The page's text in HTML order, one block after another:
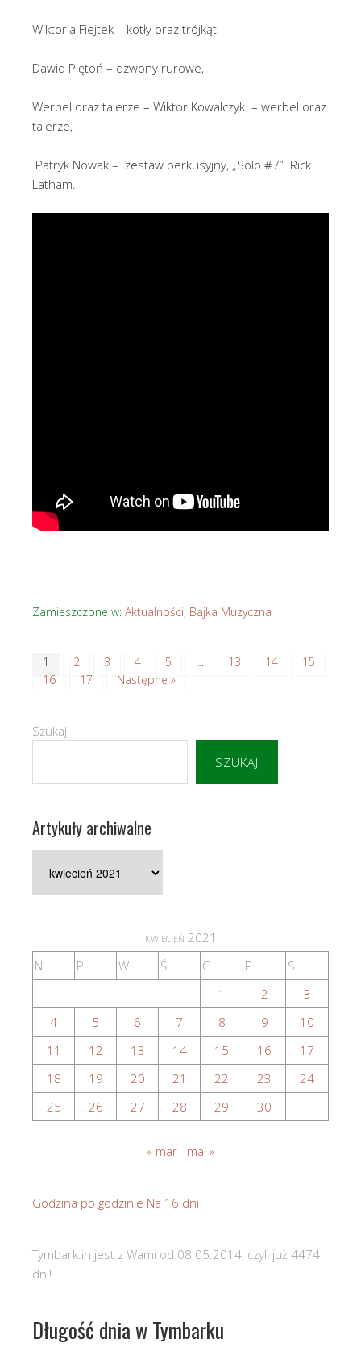
Wiktoria Fiejtek – kotły oraz trójkąt,
Dawid Piętoń – dzwony rurowe,
Werbel oraz talerze – Wiktor Kowalczyk – werbel oraz
talerze,
Patryk Nowak – zestaw perkusyjny, „Solo #7” Rick
Latham.
Zamieszczone w: Aktualności, Bajka Muzyczna
1 2 3 4 5 … 13 14
15
16
17 Następne »
Szukaj
SZUKAJ
Artykuły archiwalne
archiwalne
kwiecień 2021
N
P W Ś C P
S
1
2
3
4
5 6 7 8 9
10
11
12 13 14 15 16
17
18
19 20 21 22 23
24
25
26 27 28 29 30
« mar maj »
Godzina po godzinie Na 16 dni
Tymbark.in jest z Wami od 08.05.2014, czyli już 4474
dni!
Długość dnia w Tymbarku